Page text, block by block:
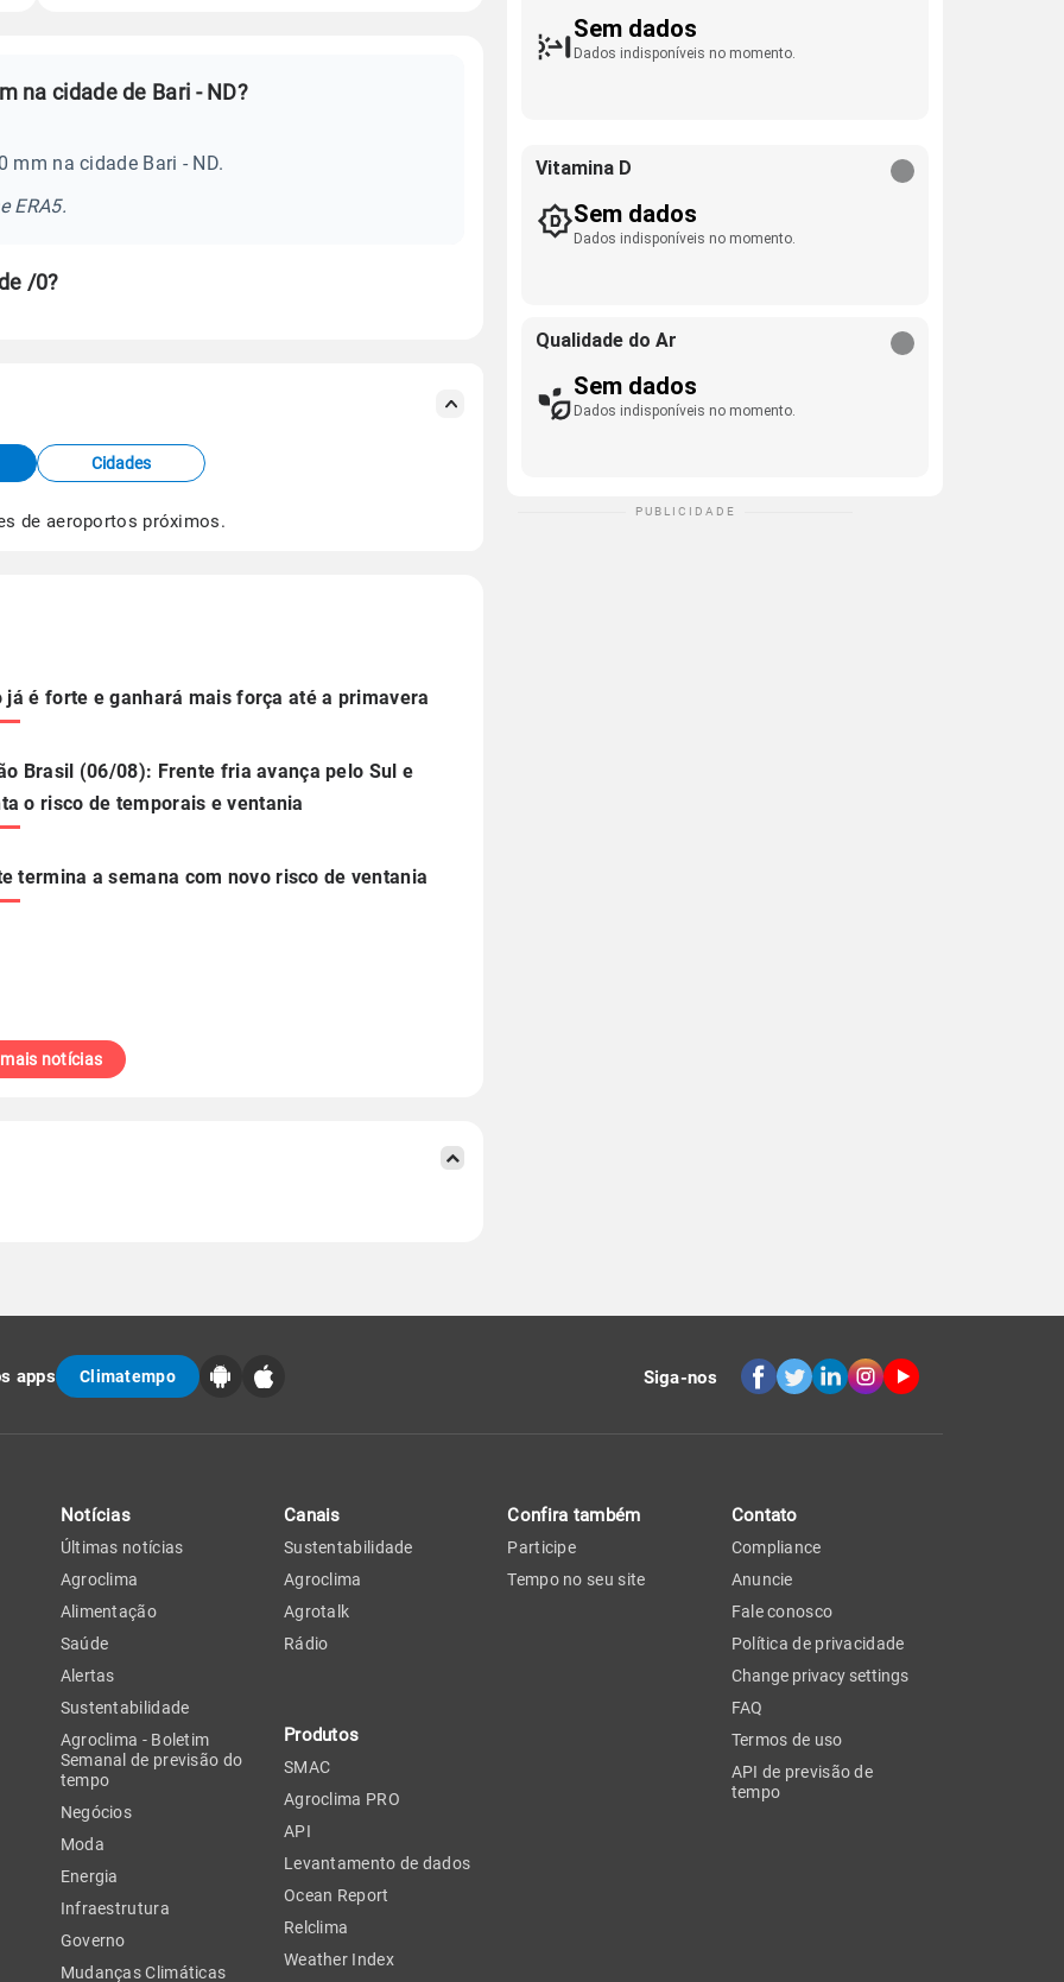
Qual é a média mensal de chuva em na cidade de Bari - ND?
mm na cidade Bari - ND.
ERA5.
/0?
Cidades
de aeroportos próximos.
já é forte e ganhará mais força até a primavera
Brasil (06/08): Frente fria avança pelo Sul e
o risco de temporais e ventania
termina a semana com novo risco de ventania
notícias
Sem dados
Dados indisponíveis no momento.
Vitamina D
Sem dados
Dados indisponíveis no momento.
Qualidade do Ar
Sem dados
Dados indisponíveis no momento.
apps Climatempo Siga-nos
Notícias
Últimas notícias
Agroclima
Alimentação
Saúde
Alertas
Sustentabilidade
Agroclima - Boletim
Semanal de previsão do
tempo
Negócios
Moda
Energia
Infraestrutura
Governo
Mudanças Climáticas
Canais
Sustentabilidade
Agroclima
Agrotalk
Rádio
Produtos
SMAC
Agroclima PRO
API
Levantamento de dados
Ocean Report
Relclima
Weather Index
Confira também
Participe
Tempo no seu site
Contato
Compliance
Anuncie
Fale conosco
Política de privacidade
Change privacy settings
FAQ
Termos de uso
API de previsão de
tempo